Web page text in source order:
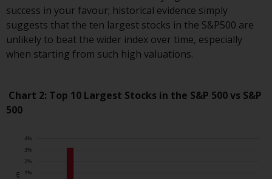
Nicht-US-Personen kann es
gestattet werden in einen 40-Act-
Fonds zu investieren,
vorbehaltlich der Erfüllung einer
Um festzustellen, ob ein 40-Act-
success in your favour; historical evidence simply
suggests that the ten largest stocks in the S&P500 are
unlikely to beat the wider index over time, especially
when starting from such high valuations.
Chart 2: Top 10 Largest Stocks in the S&P 500 vs S&P
500